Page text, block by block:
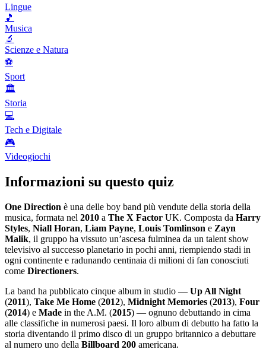
Lingue
🎵
Musica
🔬
Scienze e Natura
⚽
Sport
🏛️
Storia
💻
Tech e Digitale
🎮
Videogiochi
Informazioni su questo quiz
One Direction è una delle boy band più vendute della storia della
musica, formata nel 2010 a The X Factor UK. Composta da Harry
Styles, Niall Horan, Liam Payne, Louis Tomlinson e Zayn
Malik, il gruppo ha vissuto un’ascesa fulminea da un talent show
televisivo al successo planetario in pochi anni, riempiendo stadi in
ogni continente e radunando centinaia di milioni di fan conosciuti
come Directioners.
La band ha pubblicato cinque album in studio — Up All Night
(2011), Take Me Home (2012), Midnight Memories (2013), Four
(2014) e Made in the A.M. (2015) — ognuno debuttando in cima
alle classifiche in numerosi paesi. Il loro album di debutto ha fatto la
storia diventando il primo disco di un gruppo britannico a debuttare
al numero uno della Billboard 200 americana.